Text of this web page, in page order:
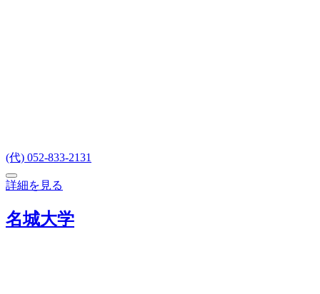
(代) 052-833-2131
詳細を見る
名城大学